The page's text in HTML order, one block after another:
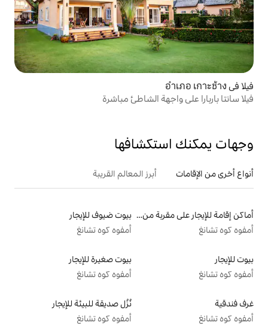
الشاطئ مباشرة
أبرز المعالم القريبة
أماكن إقامة للإيجار على مقربة من البحيرة بيوت ضيوف للإيجار
أمفوه كوه تشانغ
بيوت صغيرة للإيجار
أمفوه كوه تشانغ
نُزُل صديقة للبيئة للإيجار
أمفوه كوه تشانغ